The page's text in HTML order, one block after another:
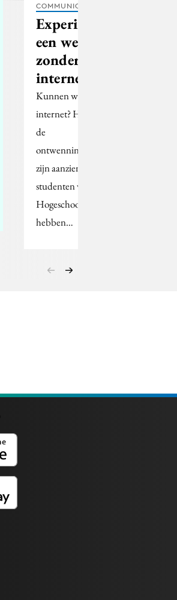
COMMUNICATIE
Experiment:
een week
zonder
internet
Kunnen we nog zonder
internet? Het kan, maar
de
ontwenningsverschijnselen
zijn aanzienlijk. Vier
studenten van de
Hogeschool Utrecht
hebben…